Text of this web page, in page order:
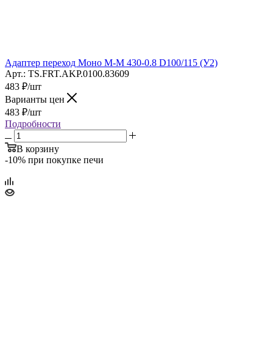
Адаптер переход Моно М-М 430-0.8 D100/115 (У2)
Арт.: TS.FRT.AKP.0100.83609
483 ₽/шт
Варианты цен
483 ₽/шт
Подробности
В корзину
-10% при покупке печи